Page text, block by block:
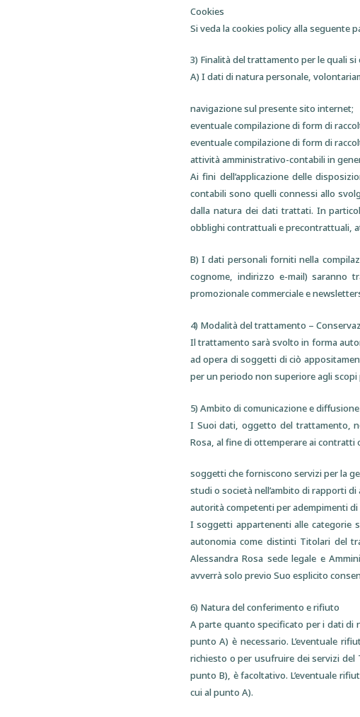
Cookies
Si veda la cookies policy alla seguente
3) Finalità del trattamento per le quali si
A) I dati di natura personale,
navigazione sul presente sito internet;
eventuale compilazione di form di
eventuale compilazione di form di
attività amministrativo-contabili in
Ai fini dell’applicazione delle
contabili sono quelli connessi allo
dalla natura dei dati trattati. In
obblighi contrattuali e precontrattuali,
B) I dati personali forniti nella
cognome, indirizzo e-mail) saranno
promozionale commerciale e
4) Modalità del trattamento –
Il trattamento sarà svolto in forma
ad opera di soggetti di ciò
per un periodo non superiore agli
5) Ambito di comunicazione e diffusione
I Suoi dati, oggetto del trattamento,
Rosa, al fine di ottemperare ai
soggetti che forniscono servizi per la
studi o società nell’ambito di rapporti
autorità competenti per adempimenti
I soggetti appartenenti alle categorie
autonomia come distinti Titolari del
Alessandra Rosa sede legale e
avverrà solo previo Suo esplicito
6) Natura del conferimento e rifiuto
A parte quanto specificato per i dati di
punto A) è necessario. L’eventuale
richiesto o per usufruire dei servizi
punto B), è facoltativo. L’eventuale
cui al punto A).